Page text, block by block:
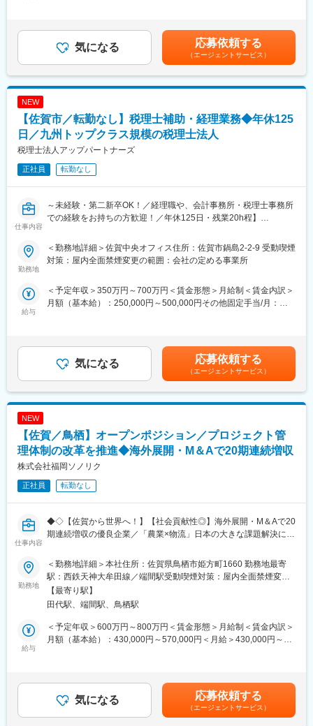
・排水処理及び付帯する業務に関連する事項
・設備の保守管理に関する事項
男女比：9（男性）対1（女性）
社員比率： 9（正社員）対1（契約職・派遣社員）
・化粧品、医薬部外品の受託製造
■生産体制
種・多目的生産から大量生産まで、お客様の多種多様なニーズに
フレキシブルに対応できる生産設備を保有しています。
■当社の特徴：
技術とノウハウを礎に、顧客の想いや「こんな商品があったら」
という声に真摯に向き合ってきました。企画・開発から生産まで
一貫して支えるトータルサポート体制と、エビデンスに基づくも
のづくりで、夢と価値ある商品を創造します。これからも品質で
変更の範囲：会社の定める業務
業代は支給します。■昇給：年1回■賞与：年2回（夏・冬）■夜勤
手当：・午後10時～午前1時：250円/1時間・午前1時～午前5時：
450円/1時間賃金はあくまでも目安の金額であり、選考を通じて上
下する可能性があります。月給(月額)は固定手当を含めた表記で
す。
気になる 応募依頼する
（エージェントサービス）
NEW
【佐賀市／転勤なし】税理士補助・経理業務◆年休125
日／九州トップクラス規模の税理士法人
税理士法人アップパートナーズ
正社員 転勤なし
仕事内容
～未経験・第二新卒OK！／経理職や、会計事務所・税理士事務所
での経験をお持ちの方歓迎！／年休125日・残業20h程】
当法人は、個人事業主から法人事業主様まで葉が広く会計・税務
サービスの提供を行い、経営に役立つアドバイス及びお客様の未
■職務内容：
九州トップクラス規模の税理士法人である当法人にて、企業経営
たくさんあるお仕事の中から、能力や経験、適性に合わせて業務
を決定します。（業務例）
・記帳代行
・法人／個人確定申告
・税務申告
・税務会計相談
・相続税／贈与税申告
・開業支援／法人設立
・融資折衝のプランニング支援など
■入社後の流れ：
業務からスタートし、徐々に業務を覚えていただきます。
◇最初は…
・試算表作成
・報告資料の作成
・決算申告補助業務（ミロク、弥生会計、MFなどのシステムを使
用）
■職場の雰囲気：
・西日本最大級の税理士法人でありながらも、風通しがよく、上
・知識欲が高く、フランクで人柄が良い社員が多いのが特徴で
す。
■働きやすさ：
勤務地
＜勤務地詳細＞佐賀中央オフィス住所：佐賀市鍋島2-2-9 受動喫煙
対策：屋内全面禁煙変更の範囲：会社の定める事業所
給与
＜予定年収＞350万円～700万円＜賃金形態＞月給制＜賃金内訳＞
月額（基本給）：250,000円～500,000円その他固定手当/月：
月あたり0～10,000円／前年度実績）■賞与：年2回（計2ヶ月分／
前年度実績）■その他固定手当：固定残業手当（20～45時間分）
＜その他＞資格手当…税理士資格有の場合50,000円／月賃金はあ
くまでも目安の金額であり、選考を通じて上下する可能性があり
ます。月給(月額)は固定手当を含めた表記です。
気になる 応募依頼する
（エージェントサービス）
NEW
【佐賀／鳥栖】オープンポジション／プロジェクト管
理体制の改革を推進◆海外展開・M＆Aで20期連続増収
株式会社福岡ソノリク
正社員 転勤なし
仕事内容
◆◇【佐賀から世界へ！】【社会貢献性◎】海外展開・M＆Aで20
期連続増収の優良企業／「農業×物流」日本の大きな課題解決に貢
／住宅ローン優遇・家族手当◇◆
■募集背景：
当社は、創業者である社長から次の世代への事業承継第二創業期
に差し掛かっています。2代目となった現代表は、公認会計士合格
者であり、元コンサルティングファームの副事業長を務めた経歴
を持っています。
・人事運用、人財育成
・人事、給与等の制度企画、採用企画、労務
勤務地
＜勤務地詳細＞本社住所：佐賀県鳥栖市姫方町1660 勤務地最寄
駅：西鉄天神大牟田線／端間駅受動喫煙対策：屋内全面禁煙変更
の範囲：会社の定める事業所
【最寄り駅】
田代駅、端間駅、鳥栖駅
給与
＜予定年収＞600万円～800万円＜賃金形態＞月給制＜賃金内訳＞
月額（基本給）：430,000円～570,000円＜月給＞430,000円～
でも目安の金額であり、選考を通じて上下する可能性がありま
す。月給(月額)は固定手当を含めた表記です。
気になる 応募依頼する
（エージェントサービス）